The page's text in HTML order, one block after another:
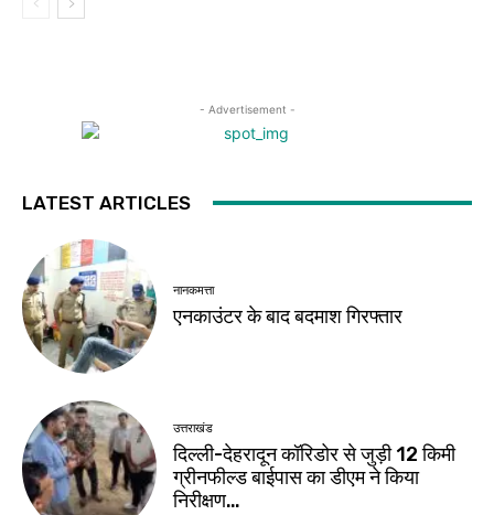
- Advertisement -
LATEST ARTICLES
नानकमत्ता
एनकाउंटर के बाद बदमाश गिरफ्तार
उत्तराखंड
दिल्ली-देहरादून कॉरिडोर से जुड़ी 12 किमी
ग्रीनफील्ड बाईपास का डीएम ने किया
निरीक्षण…